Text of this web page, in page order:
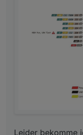
Leider
Leider bekomme